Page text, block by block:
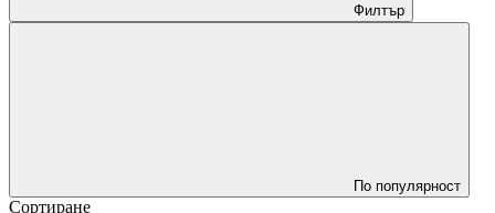
Филтър
По популярност
Сортиране